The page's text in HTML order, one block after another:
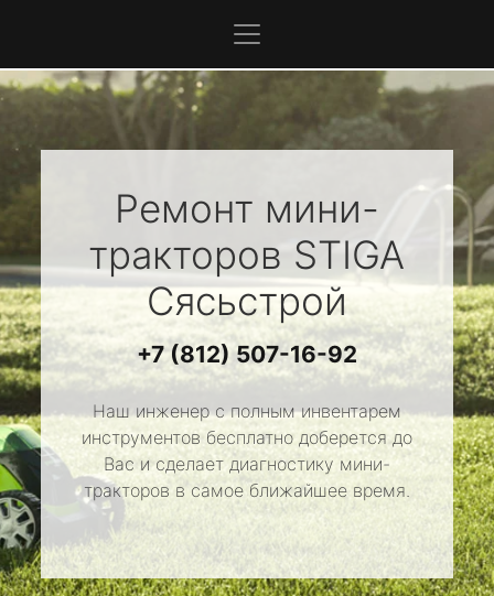
Ремонт мини-
тракторов STIGA
Сясьстрой
+7 (812) 507-16-92
Наш инженер с полным инвентарем
инструментов бесплатно доберется до
Вас и сделает диагностику мини-
тракторов в самое ближайшее время.